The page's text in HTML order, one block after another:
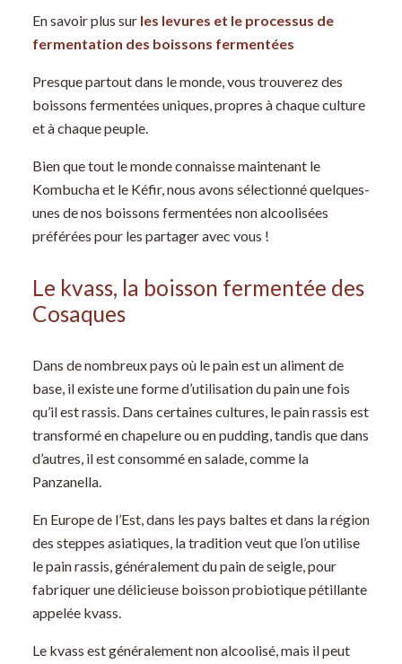
En savoir plus sur les levures et le processus de
fermentation des boissons fermentées
Presque partout dans le monde, vous trouverez des
boissons fermentées uniques, propres à chaque culture
et à chaque peuple.
Bien que tout le monde connaisse maintenant le
Kombucha et le Kéfir, nous avons sélectionné quelques-
unes de nos boissons fermentées non alcoolisées
préférées pour les partager avec vous !
Le kvass, la boisson fermentée des
Cosaques
Dans de nombreux pays où le pain est un aliment de
base, il existe une forme d’utilisation du pain une fois
qu’il est rassis. Dans certaines cultures, le pain rassis est
transformé en chapelure ou en pudding, tandis que dans
d’autres, il est consommé en salade, comme la
Panzanella.
En Europe de l’Est, dans les pays baltes et dans la région
des steppes asiatiques, la tradition veut que l’on utilise
le pain rassis, généralement du pain de seigle, pour
fabriquer une délicieuse boisson probiotique pétillante
appelée kvass.
Le kvass est généralement non alcoolisé, mais il peut